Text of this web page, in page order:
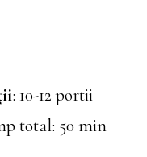
: 10-12 portii
total: 50 min